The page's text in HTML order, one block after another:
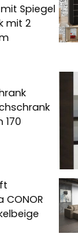
Spiegel
mit 2
170